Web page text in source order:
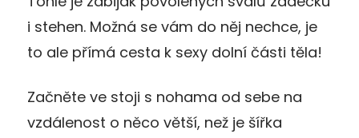
i stehen. Možná se vám do něj nechce, je
to ale přímá cesta k sexy dolní části těla!
Začněte ve stoji s nohama od sebe na
vzdálenost o něco větší, než je šířka